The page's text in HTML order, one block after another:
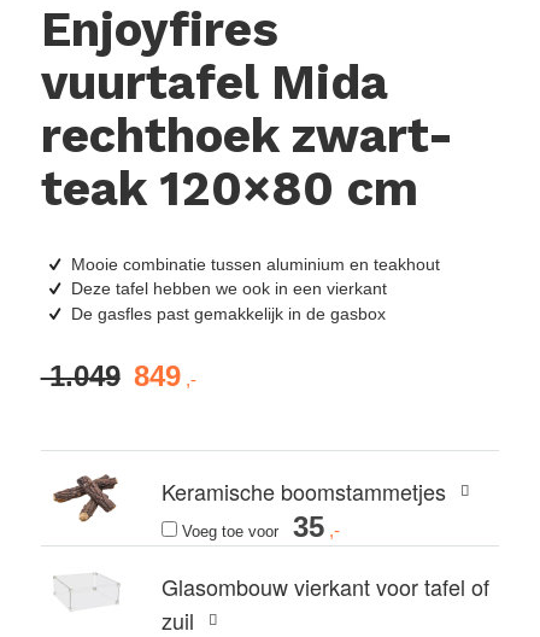
Enjoyfires
vuurtafel Mida
rechthoek zwart-
teak 120×80 cm
Mooie combinatie tussen aluminium en teakhout
Deze tafel hebben we ook in een vierkant
De gasfles past gemakkelijk in de gasbox
1.049
Oorspronkelijke
849Huidige
Keramische boomstammetjes
Voeg toe voor 35
Glasombouw vierkant voor tafel of
zuil